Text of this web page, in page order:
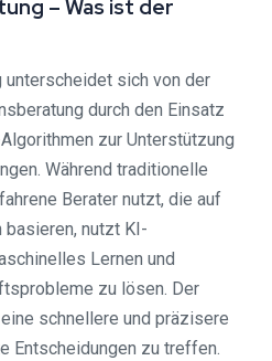
– Was ist der
unterscheidet sich von der
durch den Einsatz
zur Unterstützung
Während traditionelle
Berater nutzt, die auf
basieren, nutzt KI-
Lernen und
zu lösen. Der
schnellere und präzisere
Entscheidungen zu treffen.